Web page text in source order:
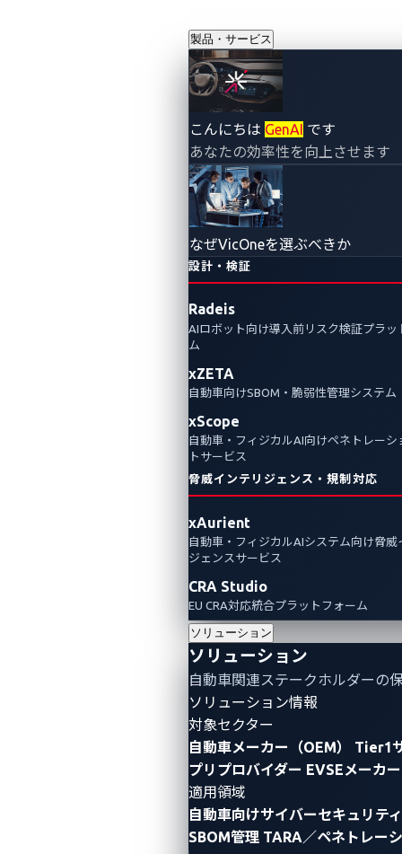
製品・サービス
こんにちは GenAI です
あなたの効率性を向上させます
なぜVicOneを選ぶべきか
設計・検証
Radeis
AIロボット向け導入前リスク検証プラッ
ム
xZETA
自動車向けSBOM・脆弱性管理システム
xScope
自動車・フィジカルAI向けペネトレーシ
トサービス
脅威インテリジェンス・規制対応
xAurient
自動車・フィジカルAIシステム向け脅威
ジェンスサービス
CRA Studio
EU CRA対応統合プラットフォーム
ソリューション
ソリューション
自動車関連ステークホルダーの
ソリューション情報
対象セクター
自動車メーカー（OEM）
Tier1
プリプロバイダー EVSEメーカー
適用領域
自動車向けサイバーセキュリティ
SBOM管理 TARA／ペネトレー